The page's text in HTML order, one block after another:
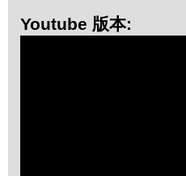
Youtube 版本: